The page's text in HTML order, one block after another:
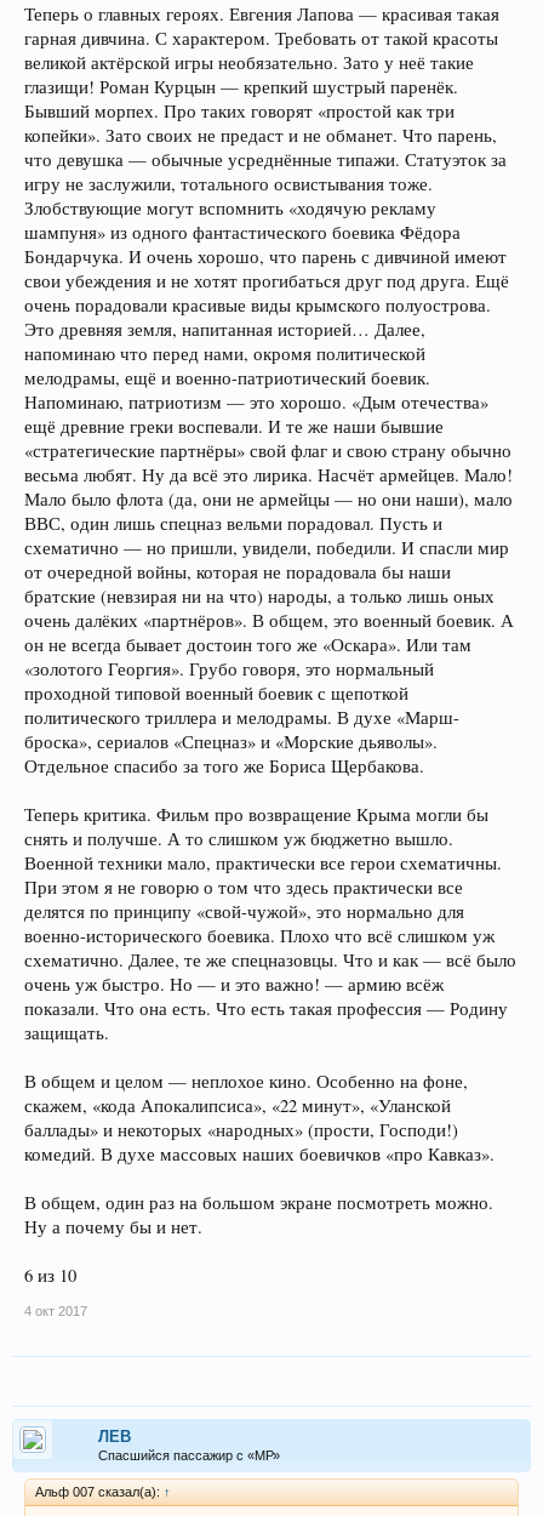
Теперь о главных героях. Евгения Лапова — красивая такая
гарная дивчина. С характером. Требовать от такой красоты
великой актёрской игры необязательно. Зато у неё такие
глазищи! Роман Курцын — крепкий шустрый паренёк.
Бывший морпех. Про таких говорят «простой как три
копейки». Зато своих не предаст и не обманет. Что парень,
что девушка — обычные усреднённые типажи. Статуэток за
игру не заслужили, тотального освистывания тоже.
Злобствующие могут вспомнить «ходячую рекламу
шампуня» из одного фантастического боевика Фёдора
Бондарчука. И очень хорошо, что парень с дивчиной имеют
свои убеждения и не хотят прогибаться друг под друга. Ещё
очень порадовали красивые виды крымского полуострова.
Это древняя земля, напитанная историей… Далее,
напоминаю что перед нами, окромя политической
мелодрамы, ещё и военно-патриотический боевик.
Напоминаю, патриотизм — это хорошо. «Дым отечества»
ещё древние греки воспевали. И те же наши бывшие
«стратегические партнёры» свой флаг и свою страну обычно
весьма любят. Ну да всё это лирика. Насчёт армейцев. Мало!
Мало было флота (да, они не армейцы — но они наши), мало
ВВС, один лишь спецназ вельми порадовал. Пусть и
схематично — но пришли, увидели, победили. И спасли мир
от очередной войны, которая не порадовала бы наши
братские (невзирая ни на что) народы, а только лишь оных
очень далёких «партнёров». В общем, это военный боевик. А
он не всегда бывает достоин того же «Оскара». Или там
«золотого Георгия». Грубо говоря, это нормальный
проходной типовой военный боевик с щепоткой
политического триллера и мелодрамы. В духе «Марш-
броска», сериалов «Спецназ» и «Морские дьяволы».
Отдельное спасибо за того же Бориса Щербакова.
Теперь критика. Фильм про возвращение Крыма могли бы
снять и получше. А то слишком уж бюджетно вышло.
Военной техники мало, практически все герои схематичны.
При этом я не говорю о том что здесь практически все
делятся по принципу «свой-чужой», это нормально для
военно-исторического боевика. Плохо что всё слишком уж
схематично. Далее, те же спецназовцы. Что и как — всё было
очень уж быстро. Но — и это важно! — армию всёж
показали. Что она есть. Что есть такая профессия — Родину
защищать.
В общем и целом — неплохое кино. Особенно на фоне,
скажем, «кода Апокалипсиса», «22 минут», «Уланской
баллады» и некоторых «народных» (прости, Господи!)
комедий. В духе массовых наших боевичков «про Кавказ».
В общем, один раз на большом экране посмотреть можно.
Ну а почему бы и нет.
6 из 10
4 окт 2017
ЛEB
Спасшийся пассажир с «МР»
Альф 007 сказал(а): ↑